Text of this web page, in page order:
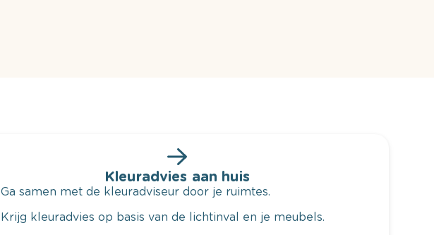
Kleuradvies aan huis
Ga samen met de kleuradviseur door je ruimtes.
Krijg kleuradvies op basis van de lichtinval en je meubels.